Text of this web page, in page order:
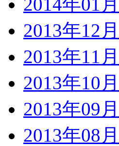
2013年12月
2013年11月
2013年10月
2013年09月
2013年08月